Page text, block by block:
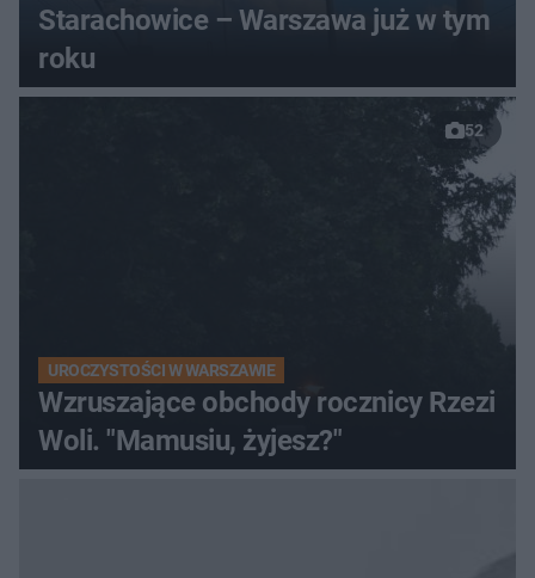
Starachowice – Warszawa już w tym
roku
52
UROCZYSTOŚCI W WARSZAWIE
Wzruszające obchody rocznicy Rzezi
Woli. "Mamusiu, żyjesz?"